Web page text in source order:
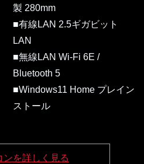
製 280mm
■有線LAN 2.5ギガビット
LAN
■無線LAN Wi-Fi 6E /
Bluetooth 5
■Windows11 Home プレイン
ストール
ンを詳しく見る